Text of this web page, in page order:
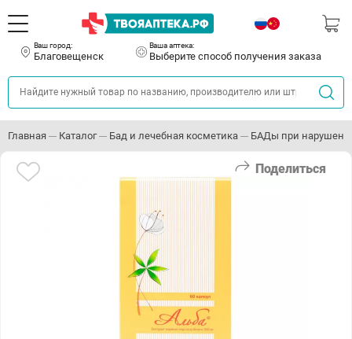
Ваш город:
Благовещенск
Ваша аптека:
Выберите способ получения заказа
Главная Каталог Бад и лечебная косметика БАДы при
Поделиться